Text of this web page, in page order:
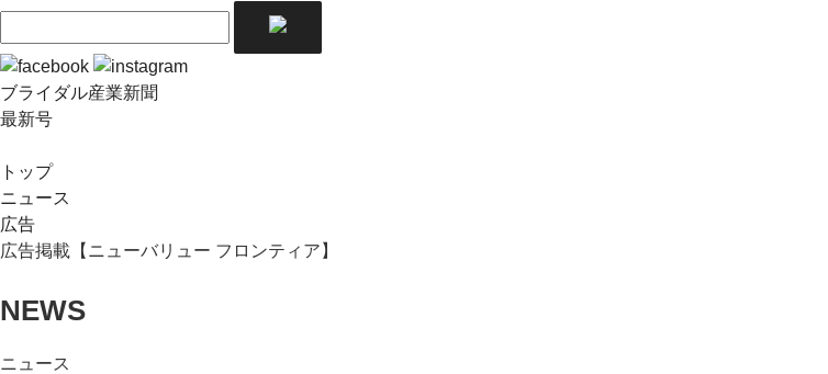
ブライダル産業新聞
最新号
トップ
ニュース
広告
広告掲載【ニューバリュー フロンティア】
NEWS
ニュース